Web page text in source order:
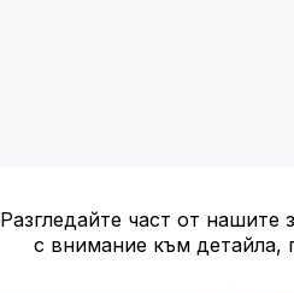
Разгледайте част от нашите
с внимание към детайла,